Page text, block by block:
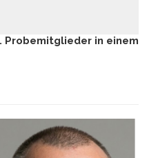
in einem